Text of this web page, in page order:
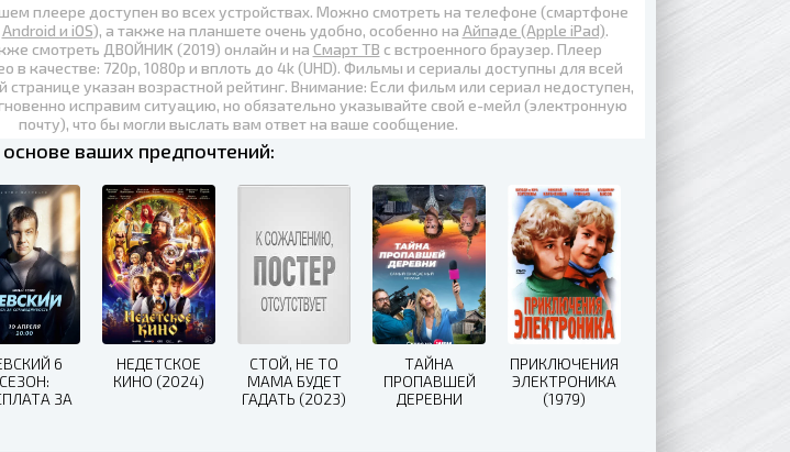
плеере доступен во всех устройствах. Можно смотреть на телефоне (смартфоне
Android и iOS), а также на планшете очень удобно, особенно на Айпаде (Apple iPad).
смотреть ДВОЙНИК (2019) онлайн и на Смарт ТВ с встроенного браузер. Плеер
в качестве: 720p, 1080p и вплоть до 4k (UHD). Фильмы и сериалы доступны для всей
странице указан возрастной рейтинг. Внимание: Если фильм или сериал недоступен,
исправим ситуацию, но обязательно указывайте свой е-мейл (электронную
почту), что бы могли выслать вам ответ на ваше сообщение.
ваших предпочтений:
6
СЕЗОН:
ЗА
НЕДЕТСКОЕ
КИНО (2024)
СТОЙ, НЕ ТО
МАМА БУДЕТ
ГАДАТЬ (2023)
ТАЙНА
ПРОПАВШЕЙ
ДЕРЕВНИ
ПРИКЛЮЧЕНИЯ
ЭЛЕКТРОНИКА
(1979)